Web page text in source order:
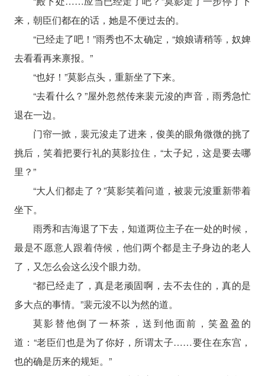
来，朝臣们都在的话，她是不便过去的。
“已经走了吧！”雨秀也不太确定，“娘娘请稍等，奴婢
去看看再来禀报。”
“也好！”莫影点头，重新坐了下来。
“去看什么？”屋外忽然传来裴元浚的声音，雨秀急忙
退在一边。
门帘一掀，裴元浚走了进来，俊美的眼角微微的挑了
挑后，笑着把要行礼的莫影拉住，“太子妃，这是要去哪
里？”
“大人们都走了？”莫影笑着问道，被裴元浚重新带着
坐下。
雨秀和吉海退了下去，知道两位主子在一处的时候，
最是不愿意人跟着侍候，他们两个都是主子身边的老人
了，又怎么会这么没个眼力劲。
“都已经走了，真是老顽固啊，去不去住的，真的是
多大点的事情。”裴元浚不以为然的道。
莫影替他倒了一杯茶，送到他面前，笑盈盈的
道：“老臣们也是为了你好，所谓太子……要住在东宫，
也的确是历来的规矩。”